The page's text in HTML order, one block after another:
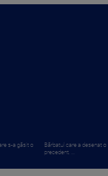
s-a găsit o
Bărbatul care a desenat
precedent. ...